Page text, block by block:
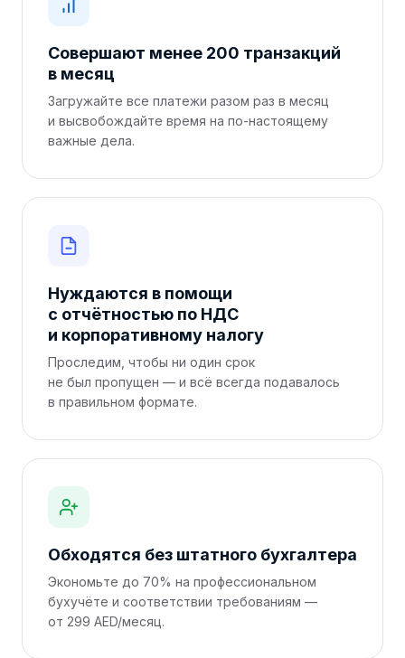
Совершают менее 200 транзакций
в месяц
Загружайте все платежи разом раз в месяц
и высвобождайте время на по-настоящему
важные дела.
Нуждаются в помощи
с отчётностью по НДС
и корпоративному налогу
Проследим, чтобы ни один срок
не был пропущен — и всё всегда подавалось
в правильном формате.
Обходятся без штатного бухгалтера
Экономьте до 70% на профессиональном
бухучёте и соответствии требованиям —
от 299 AED/месяц.